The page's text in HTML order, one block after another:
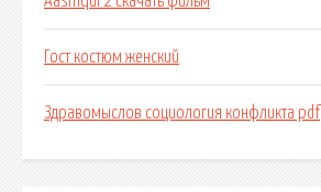
Гост костюм женский
Здравомыслов социология конфликта pdf